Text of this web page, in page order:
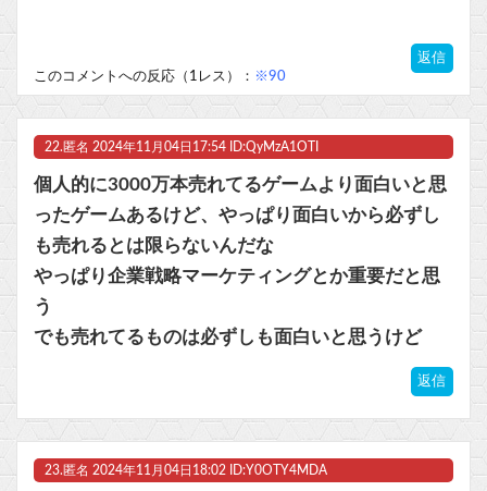
返信
このコメントへの反応（1レス）： ※90
22. 匿名 2024年11月04日17:54 ID:QyMzA1OTI
個人的に3000万本売れてるゲームより面白いと思
ったゲームあるけど、やっぱり面白いから必ずし
も売れるとは限らないんだな
やっぱり企業戦略マーケティングとか重要だと思
う
でも売れてるものは必ずしも面白いと思うけど
返信
23. 匿名 2024年11月04日18:02 ID:Y0OTY4MDA